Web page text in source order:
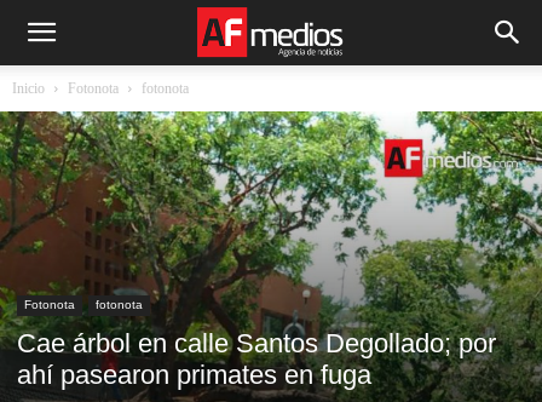
Inicio Fotonota fotonota
Fotonota fotonota
Cae árbol en calle Santos Degollado; por
ahí pasearon primates en fuga